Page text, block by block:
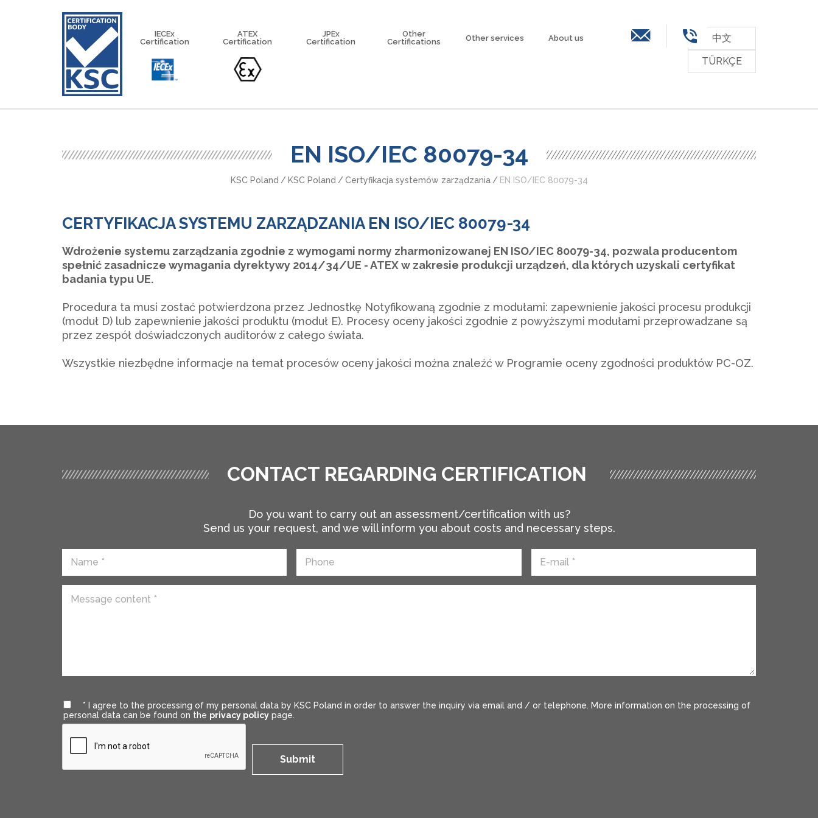
中文
TÜRKÇE
IECEx
Certification
IECEx Equipment Scheme
IECEx Service Facilities Scheme
ATEX
Certification
JPEx
Certification
Other
Certifications
North American Certification
Other services About us
EN ISO/IEC 80079-34
KSC Poland / KSC Poland / Certyfikacja systemów zarządzania / EN ISO/IEC 80079-34
CERTYFIKACJA SYSTEMU ZARZĄDZANIA EN ISO/IEC 80079-34
Wdrożenie systemu zarządzania zgodnie z wymogami normy zharmonizowanej EN ISO/IEC 80079-34, pozwala producentom
spełnić zasadnicze wymagania dyrektywy 2014/34/UE - ATEX w zakresie produkcji urządzeń, dla których uzyskali certyfikat
badania typu UE.
Procedura ta musi zostać potwierdzona przez Jednostkę Notyfikowaną zgodnie z modułami: zapewnienie jakości procesu produkcji
(moduł D) lub zapewnienie jakości produktu (moduł E). Procesy oceny jakości zgodnie z powyższymi modułami przeprowadzane są
przez zespół doświadczonych auditorów z całego świata.
Wszystkie niezbędne informacje na temat procesów oceny jakości można znaleźć w Programie oceny zgodności produktów PC-OZ.
CONTACT REGARDING CERTIFICATION
Do you want to carry out an assessment/certification with us?
Send us your request, and we will inform you about costs and necessary steps.
* I agree to the processing of my personal data by KSC Poland in order to answer the inquiry via email and / or telephone. More information on the processing of
personal data can be found on the privacy policy page.